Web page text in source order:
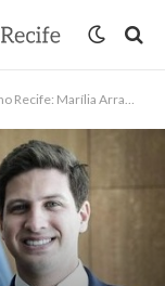
Arraes decide apoiá-lo